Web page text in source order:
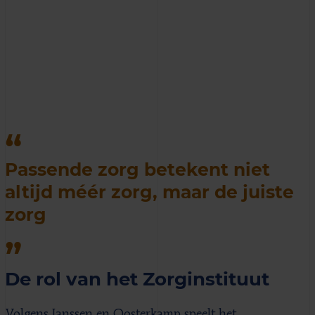
Passende zorg betekent niet
altijd méér zorg, maar de juiste
zorg
De rol van het Zorginstituut